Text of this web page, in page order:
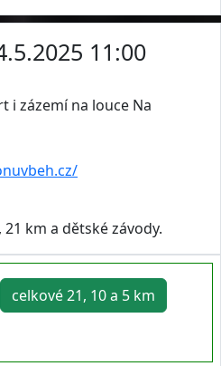
11:00
i zázemí na louce Na
km a dětské závody.
celkové 21, 10 a 5 km